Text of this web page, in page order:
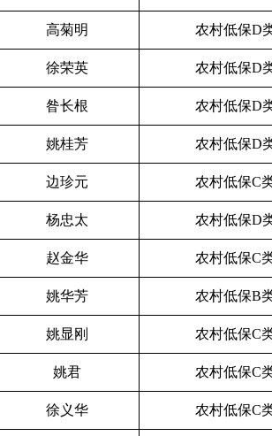
高菊明 农村低保D
徐荣英 农村低保D
昝长根 农村低保D
姚桂芳 农村低保D
边珍元 农村低保C
杨忠太 农村低保D
赵金华 农村低保C
姚华芳 农村低保B
姚显刚 农村低保C
姚君 农村低保C
徐义华 农村低保C